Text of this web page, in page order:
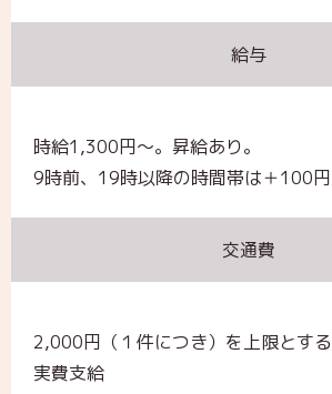
給与
時給1,300円～。昇給あり。
9時前、19時以降の時間帯は＋100円
交通費
2,000円（１件につき）を上限とする
実費支給